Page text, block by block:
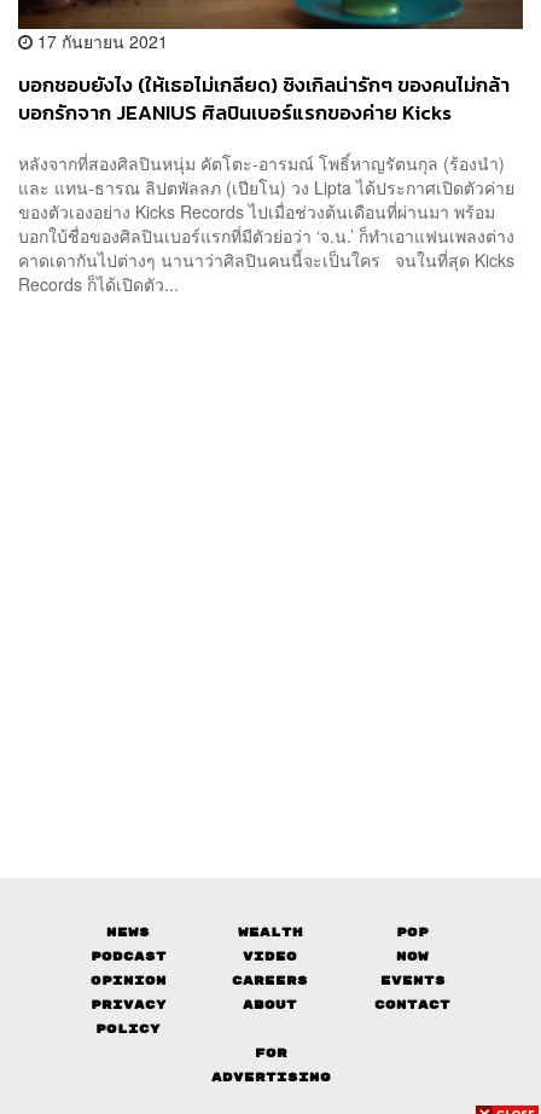
17 กันยายน 2021
บอกชอบยังไง (ให้เธอไม่เกลียด) ซิงเกิลน่ารักๆ ของคนไม่กล้า
บอกรักจาก JEANIUS ศิลปินเบอร์แรกของค่าย Kicks
หลังจากที่สองศิลปินหนุ่ม คัตโตะ-อารมณ์ โพธิ์หาญรัตนกุล (ร้องนำ)
และ แทน-ธารณ ลิปตพัลลภ (เปียโน) วง Lipta ได้ประกาศเปิดตัวค่าย
ของตัวเองอย่าง Kicks Records ไปเมื่อช่วงต้นเดือนที่ผ่านมา พร้อม
บอกใบ้ชื่อของศิลปินเบอร์แรกที่มีตัวย่อว่า ‘จ.น.’ ก็ทำเอาแฟนเพลงต่าง
คาดเดากันไปต่างๆ นานาว่าศิลปินคนนี้จะเป็นใคร จนในที่สุด Kicks
Records ก็ได้เปิดตัว...
News Wealth
Pop
Podcast
Video
Now
Opinion
Careers
Events
Privacy
Policy
About Contact
FOR
ADVERTISING